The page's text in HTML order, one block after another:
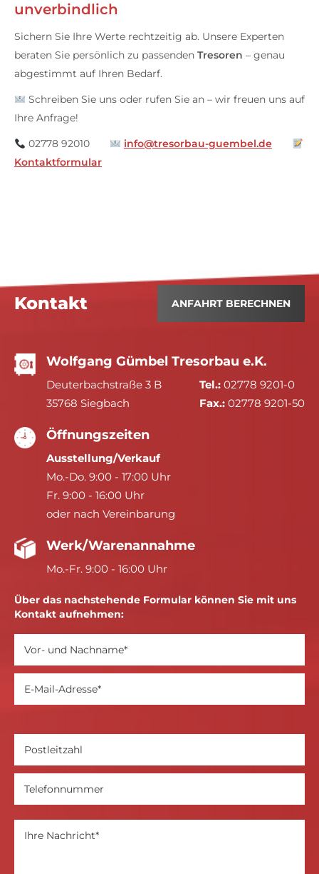
unverbindlich
Sichern Sie Ihre Werte rechtzeitig ab. Unsere Experten
beraten Sie persönlich zu passenden Tresoren – genau
abgestimmt auf Ihren Bedarf.
Schreiben Sie uns oder rufen Sie an – wir freuen uns auf
Ihre Anfrage!
02778 92010
info@tresorbau-guembel.de
Kontaktformular
Kontakt ANFAHRT BERECHNEN
Wolfgang Gümbel Tresorbau e.K.
Deuterbachstraße 3 B
35768 Siegbach
Tel.: 02778 9201-0
Fax.: 02778 9201-50
Öffnungszeiten
Ausstellung/Verkauf
Mo.-Do. 9:00 - 17:00 Uhr
Fr. 9:00 - 16:00 Uhr
oder nach Vereinbarung
Werk/Warenannahme
Mo.-Fr. 9:00 - 16:00 Uhr
Über das nachstehende Formular können Sie mit uns
Kontakt aufnehmen: